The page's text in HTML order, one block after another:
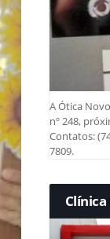
A Ótica
nº 248,
Contatos:
7809.